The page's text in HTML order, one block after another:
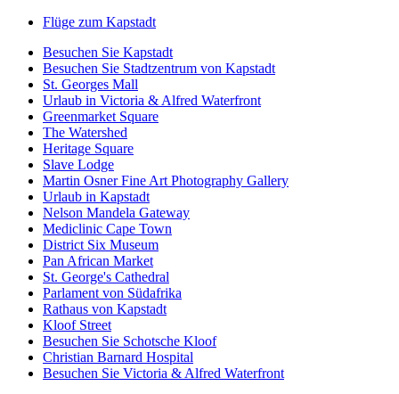
Flüge zum Kapstadt
Besuchen Sie Kapstadt
Besuchen Sie Stadtzentrum von Kapstadt
St. Georges Mall
Urlaub in Victoria & Alfred Waterfront
Greenmarket Square
The Watershed
Heritage Square
Slave Lodge
Martin Osner Fine Art Photography Gallery
Urlaub in Kapstadt
Nelson Mandela Gateway
Mediclinic Cape Town
District Six Museum
Pan African Market
St. George's Cathedral
Parlament von Südafrika
Rathaus von Kapstadt
Kloof Street
Besuchen Sie Schotsche Kloof
Christian Barnard Hospital
Besuchen Sie Victoria & Alfred Waterfront